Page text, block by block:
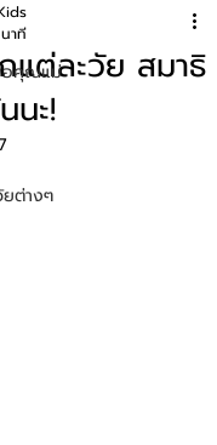
คุณแม่
ต่างๆ
แต่ละวัย สมาธิ
นะ!
าที